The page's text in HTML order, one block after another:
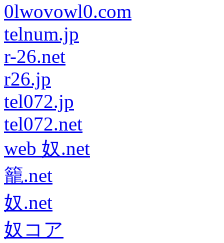
0lwovowl0.com
telnum.jp
r-26.net
r26.jp
tel072.jp
tel072.net
web 奴.net
籠.net
奴.net
奴コア